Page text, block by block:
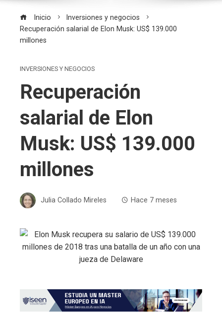
Inicio
Inversiones y negocios
Recuperación salarial de Elon Musk: US$ 139.000
millones
INVERSIONES Y NEGOCIOS
Recuperación
salarial de Elon
Musk: US$ 139.000
millones
Julia Collado Mireles Hace 7 meses